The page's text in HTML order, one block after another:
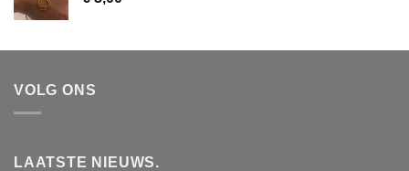
VOLG ONS
LAATSTE NIEUWS.